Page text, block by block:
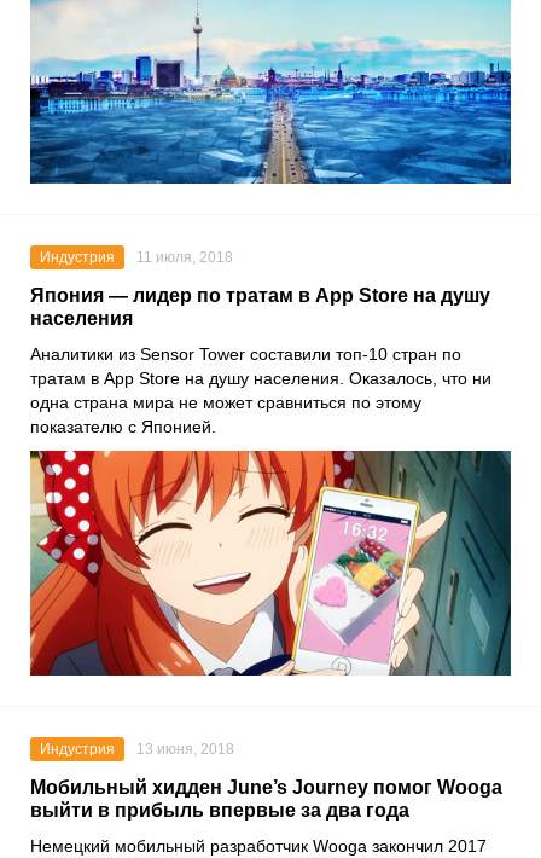
Индустрия 11 июля, 2018
Япония — лидер по тратам в App Store на душу
населения
Аналитики из Sensor Tower составили топ-10 стран по
тратам в App Store на душу населения. Оказалось, что ни
одна страна мира не может сравниться по этому
показателю с Японией.
Индустрия 13 июня, 2018
Мобильный хидден June’s Journey помог Wooga
выйти в прибыль впервые за два года
Немецкий мобильный разработчик Wooga закончил 2017